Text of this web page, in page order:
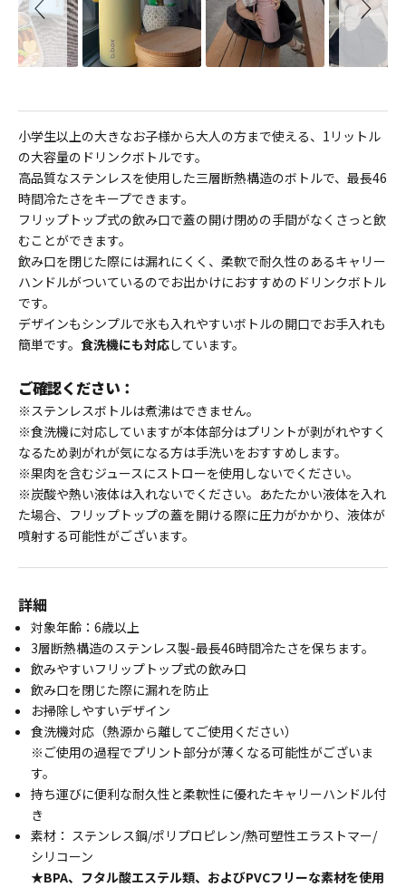
小学生以上の大きなお子様から大人の方まで使える、1リットル
の大容量のドリンクボトルです。
高品質なステンレスを使用した三層断熱構造のボトルで、最長46
時間冷たさをキープできます。
フリップトップ式の飲み口で蓋の開け閉めの手間がなくさっと飲
むことができます。
飲み口を閉じた際には漏れにくく、柔軟で耐久性のあるキャリー
ハンドルがついているのでお出かけにおすすめのドリンクボトル
です。
デザインもシンプルで氷も入れやすいボトルの開口でお手入れも
簡単です。 食洗機にも対応しています。
ご確認ください：
※ステンレスボトルは煮沸はできません。
※食洗機に対応していますが本体部分はプリントが剥がれやすく
なるため剥がれが気になる方は手洗いをおすすめします。
※果肉を含むジュースにストローを使用しないでください。
※炭酸や熱い液体は入れないでください。あたたかい液体を入れ
た場合、フリップトップの蓋を開ける際に圧力がかかり、液体が
噴射する可能性がございます。
詳細
対象年齢：6歳以上
3層断熱構造のステンレス製-最長46時間冷たさを保ちます。
飲みやすいフリップトップ式の飲み口
飲み口を閉じた際に漏れを防止
お掃除しやすいデザイン
食洗機対応（熱源から離してご使用ください）
※ご使用の過程でプリント部分が薄くなる可能性がございま
す。
持ち運びに便利な耐久性と柔軟性に優れたキャリーハンドル付
き
素材： ステンレス鋼/ポリプロピレン/熱可塑性エラストマー/
シリコーン
★BPA、フタル酸エステル類、およびPVCフリーな素材を使用